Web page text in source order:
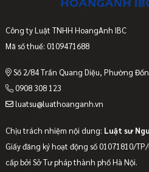
Công ty Luật TNHH HoangAnh IBC
Mã số thuế: 0109471688
Số 2/84 Trần Quang Diệu, Phường
0908 308 123
luatsu@luathoanganh.vn
Chịu trách nhiệm nội dung: Luật sư
Giấy đăng ký hoạt động số 01071810/
cấp bởi Sở Tư pháp thành phố Hà Nội.